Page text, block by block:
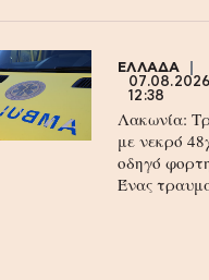
ΕΛΛΑΔΑ
12:38
Λακωνία:
με νεκρό
οδηγό
Ένας